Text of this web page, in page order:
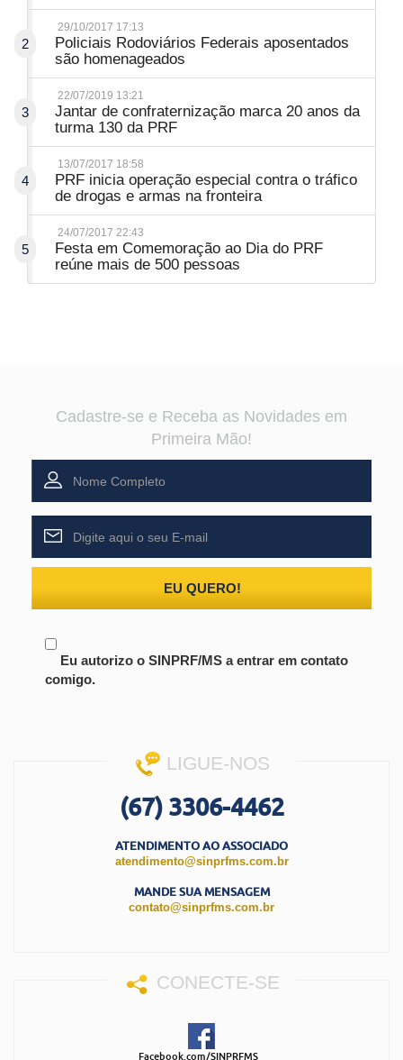
2
29/10/2017 17:13
Policiais Rodoviários Federais aposentados
são homenageados
3
22/07/2019 13:21
Jantar de confraternização marca 20 anos da
turma 130 da PRF
4
13/07/2017 18:58
PRF inicia operação especial contra o tráfico
de drogas e armas na fronteira
5
24/07/2017 22:43
Festa em Comemoração ao Dia do PRF
reúne mais de 500 pessoas
Cadastre-se e Receba as Novidades em
Primeira Mão!
EU QUERO!
Eu autorizo o SINPRF/MS a entrar em contato
comigo.
LIGUE-NOS
(67) 3306-4462
ATENDIMENTO AO ASSOCIADO
atendimento@sinprfms.com.br
MANDE SUA MENSAGEM
contato@sinprfms.com.br
CONECTE-SE
Facebook.com/SINPRFMS